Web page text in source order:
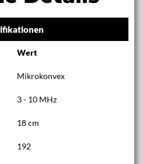
Wert
Mikrokonvex
3 - 10 MHz
18 cm
192